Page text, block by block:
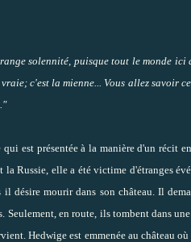
solennité, puisque tout le monde
c'est la mienne... Vous allez savoir
est présentée à la manière d'un récit
Russie, elle a été victime d'étranges
désire mourir dans son château. Il
Seulement, en route, ils tombent dans
Hedwige est emmenée au château